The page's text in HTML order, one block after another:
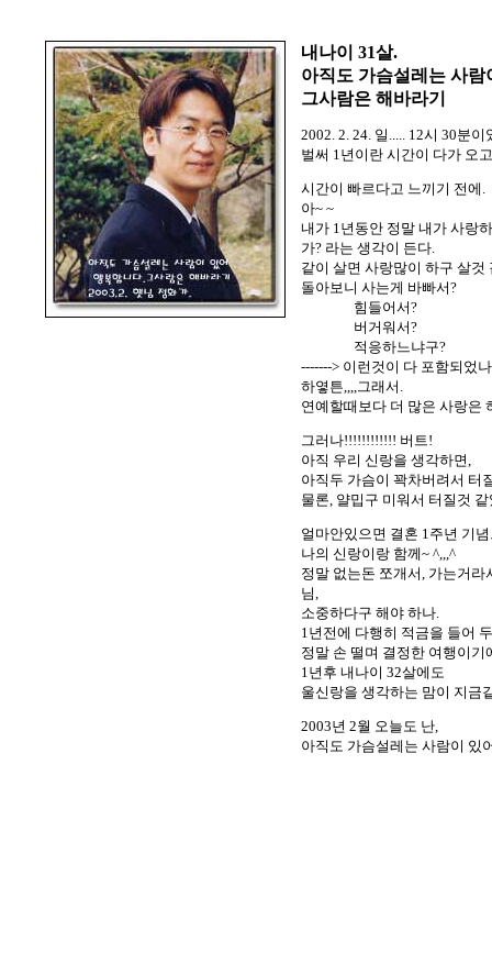
내나이 31살.
아직도 가슴설레는 사
그사람은 해바라기
2002. 2. 24. 일..... 12시 30분이
벌써 1년이란 시간이 다가 오
시간이 빠르다고 느끼기 전에.
아~ ~
내가 1년동안 정말 내가 사랑
가? 라는 생각이 든다.
같이 살면 사랑많이 하구 살것
돌아보니 사는게 바빠서?
힘들어서?
버거워서?
적응하느냐구?
-------> 이런것이 다 포함되었
하옇튼,,,,그래서.
연예할때보다 더 많은 사랑은
그러나!!!!!!!!!!!! 버트!
아직 우리 신랑을 생각하면,
아직두 가슴이 꽉차버려서 터
물론, 얄밉구 미워서 터질것
얼마안있으면 결혼 1주년 기
나의 신랑이랑 함께~ ^,,,^
정말 없는돈 쪼개서, 가는거라
님,
소중하다구 해야 하나.
1년전에 다행히 적금을 들어
정말 손 떨며 결정한 여행이기
1년후 내나이 32살에도
울신랑을 생각하는 맘이 지금
2003년 2월 오늘도 난,
아직도 가슴설레는 사람이 있